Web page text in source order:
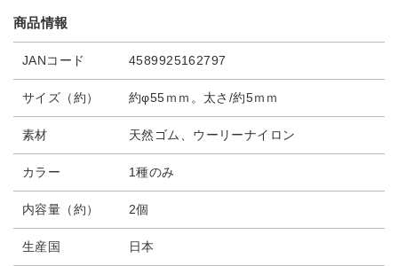
商品情報
JANコード 4589925162797
サイズ（約） 約φ55ｍｍ。太さ/約5ｍｍ
素材 天然ゴム、ウーリーナイロン
カラー 1種のみ
内容量（約） 2個
生産国 日本